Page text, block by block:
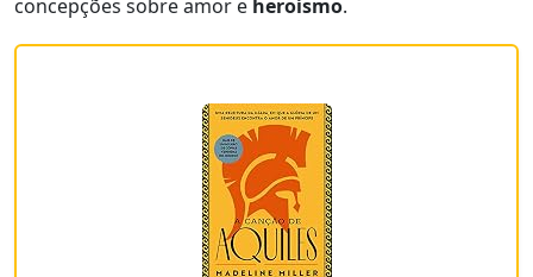
concepções sobre amor e heroísmo.